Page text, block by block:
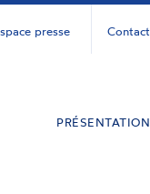
presse Contact
PRÉSENTATION